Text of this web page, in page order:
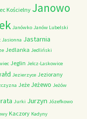
Kościelny Janowo
Janówko Janów Lubelski
Jasionna Jastarnia
Jedlanka Jedliński
Jeglin Jelcz-Laskowice
Jezierzyce Jeziorany
Jeże Jeżewo Jeżów
Jurki Jurzyn Józefkowo
Kaczory Kadyny